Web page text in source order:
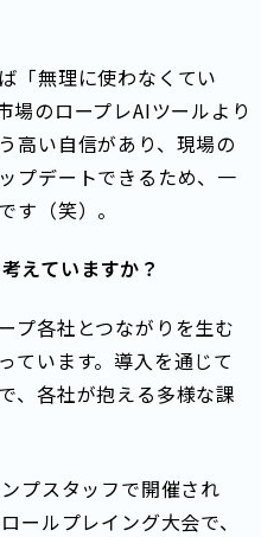
「無理に使わなくてい
場のロープレAIツールより
高い自信があり、現場の
プデートできるため、一
す（笑）。
えていますか？
プ各社とつながりを生む
ています。導入を通じて
、各社が抱える多様な課
プスタッフで開催され
ールプレイング大会で、